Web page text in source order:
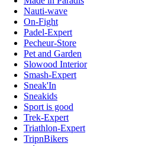
Nauti-wave
On-Fight
Padel-Expert
Pecheur-Store
Pet and Garden
Slowood Interior
Smash-Expert
Sneak'In
Sneakids
Sport is good
Trek-Expert
Triathlon-Expert
TripnBikers